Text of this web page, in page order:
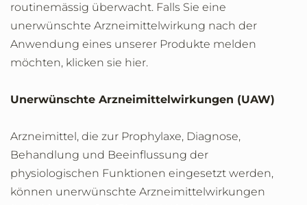
routinemässig überwacht. Falls Sie eine
unerwünschte Arzneimittelwirkung nach der
Anwendung eines unserer Produkte melden
möchten, klicken sie hier.
Unerwünschte Arzneimittelwirkungen (UAW)
Arzneimittel, die zur Prophylaxe, Diagnose,
Behandlung und Beeinflussung der
physiologischen Funktionen eingesetzt werden,
können unerwünschte Arzneimittelwirkungen